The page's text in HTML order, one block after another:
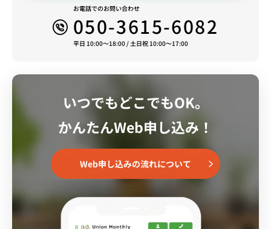
お電話でのお問い合わせ
050-3615-6082
平日 10:00～18:00 / 土日祝 10:00～17:00
いつでもどこでもOK。
かんたんWeb申し込み！
Web申し込みの流れについて